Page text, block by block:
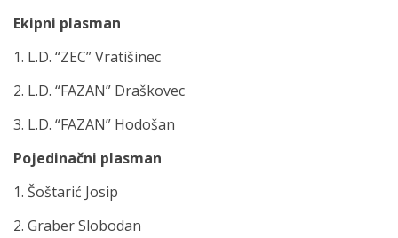
Ekipni plasman
1. L.D. “ZEC” Vratišinec
2. L.D. “FAZAN” Draškovec
3. L.D. “FAZAN” Hodošan
Pojedinačni plasman
1. Šoštarić Josip
2. Graber Slobodan